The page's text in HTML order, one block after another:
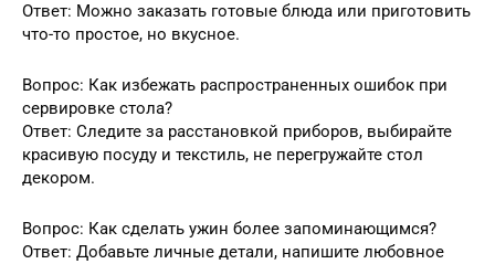
Ответ: Можно заказать готовые блюда или приготовить
что-то простое, но вкусное.
Вопрос: Как избежать распространенных ошибок при
сервировке стола?
Ответ: Следите за расстановкой приборов, выбирайте
красивую посуду и текстиль, не перегружайте стол
декором.
Вопрос: Как сделать ужин более запоминающимся?
Ответ: Добавьте личные детали, напишите любовное